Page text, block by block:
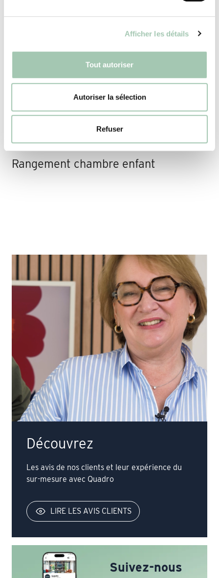
Afficher les détails
Tout autoriser
Autoriser la sélection
Refuser
Tête de lit avec rangements
Aménager une petite chambre
Rangement chambre enfant
Découvrez
Les avis de nos clients et leur expérience du
sur-mesure avec Quadro
LIRE LES AVIS CLIENTS
Suivez-nous